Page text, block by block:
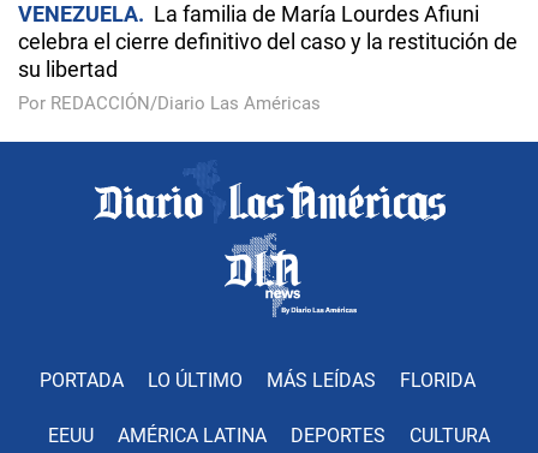
VENEZUELA
La familia de María Lourdes Afiuni
celebra el cierre definitivo del caso y la restitución de
su libertad
Por REDACCIÓN/Diario Las Américas
PORTADA LO ÚLTIMO MÁS LEÍDAS FLORIDA
EEUU AMÉRICA LATINA DEPORTES CULTURA